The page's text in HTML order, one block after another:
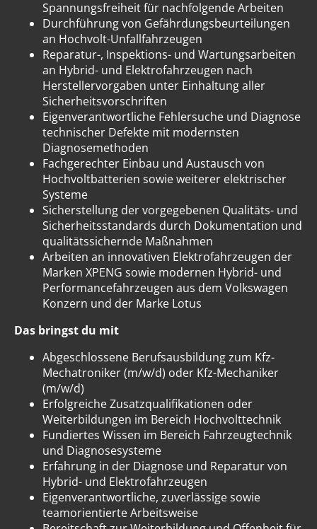
Spannungsfreiheit für nachfolgende Arbeiten
Durchführung von Gefährdungsbeurteilungen
an Hochvolt-Unfallfahrzeugen
Reparatur-, Inspektions- und Wartungsarbeiten
an Hybrid- und Elektrofahrzeugen nach
Herstellervorgaben unter Einhaltung aller
Sicherheitsvorschriften
Eigenverantwortliche Fehlersuche und Diagnose
technischer Defekte mit modernsten
Diagnosemethoden
Fachgerechter Einbau und Austausch von
Hochvoltbatterien sowie weiterer elektrischer
Systeme
Sicherstellung der vorgegebenen Qualitäts- und
Sicherheitsstandards durch Dokumentation und
qualitätssichernde Maßnahmen
Arbeiten an innovativen Elektrofahrzeugen der
Marken XPENG sowie modernen Hybrid- und
Performancefahrzeugen aus dem Volkswagen
Konzern und der Marke Lotus
Das bringst du mit
Abgeschlossene Berufsausbildung zum Kfz-
Mechatroniker (m/w/d) oder Kfz-Mechaniker
(m/w/d)
Erfolgreiche Zusatzqualifikationen oder
Weiterbildungen im Bereich Hochvolttechnik
Fundiertes Wissen im Bereich Fahrzeugtechnik
und Diagnosesysteme
Erfahrung in der Diagnose und Reparatur von
Hybrid- und Elektrofahrzeugen
Eigenverantwortliche, zuverlässige sowie
teamorientierte Arbeitsweise